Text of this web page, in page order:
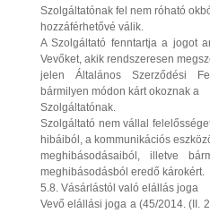
Szolgáltatónak fel nem róható
hozzáférhetővé válik.
A Szolgáltató fenntartja a jogot
Vevőket, akik rendszeresen
jelen Általános Szerződési
bármilyen módon kárt okoznak a
Szolgáltatónak.
Szolgáltató nem vállal
hibáiból, a kommunikációs
meghibásodásaiból, illetve
meghibásodásból eredő károkért.
5.8. Vásárlástól való elállás joga
Vevő elállási joga a (45/2014. (II.